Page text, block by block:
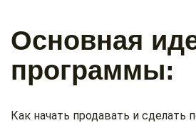
Основная
программы:
Как начать продавать и сделать